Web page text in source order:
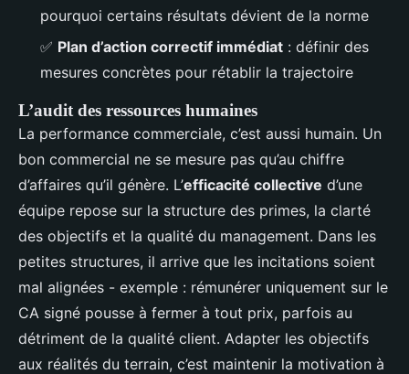
pourquoi certains résultats dévient de la norme
✅ Plan d’action correctif immédiat : définir des
mesures concrètes pour rétablir la trajectoire
L’audit des ressources humaines
La performance commerciale, c’est aussi humain. Un
bon commercial ne se mesure pas qu’au chiffre
d’affaires qu’il génère. L’efficacité collective d’une
équipe repose sur la structure des primes, la clarté
des objectifs et la qualité du management. Dans les
petites structures, il arrive que les incitations soient
mal alignées - exemple : rémunérer uniquement sur le
CA signé pousse à fermer à tout prix, parfois au
détriment de la qualité client. Adapter les objectifs
aux réalités du terrain, c’est maintenir la motivation à